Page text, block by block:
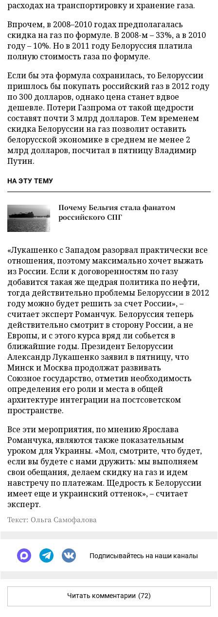
расходах на транспортировку и хранение газа.
Впрочем, в 2008–2010 годах предполагалась
скидка на газ по формуле. В 2008-м – 33%, а в 2010
году – 10%. Но в 2011 году Белоруссия платила
полную стоимость газа по формуле.
Если бы эта формула сохранилась, то Белоруссии
пришлось бы покупать российский газ в 2012 году
по 300 долларов, однако цена станет вдвое
дешевле. Потери Газпрома от такой щедрости
составят почти 3 млрд долларов. Тем временем
скидка Белоруссии на газ позволит оставить
белорусской экономике в среднем не менее 2
млрд долларов, посчитал в пятницу Владимир
Путин.
НА ЭТУ ТЕМУ
Почему Бельгия стала фанатом
российского СПГ
«Лукашенко с Западом разорвал практически все
отношения, поэтому максимально хочет выжать
из России. Если к договоренностям по газу
добавится такая же щедрая политика по нефти,
тогда действительно проблемы Белоруссии в 2012
году можно будет решить за счет России», –
считает эксперт Романчук. Белоруссия теперь
действительно смотрит в сторону России, а не
Европы, и с этого курса вряд ли собьется в
ближайшие годы. Президент Белоруссии
Александр Лукашенко заявил в пятницу, что
Минск и Москва продолжат развивать
Союзное государство, отметив необходимость
определения его роли и места в общей
архитектуре интеграции на постсоветском
пространстве.
Все эти мероприятия, по мнению Ярослава
Романчука, являются также показательным
уроком для Украины. «Мол, смотрите, что будет,
если вы будете с нами дружить: мы выполняем
свои обещания, делаем скидку на газ и идем
навстречу по платежам. Щедрость к Белоруссии
имеет еще и украинский оттенок», – считает
эксперт.
Текст: Ольга Самофалова
Подписывайтесь на наши каналы
Читать комментарии (72)